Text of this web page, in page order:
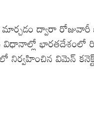
ద్వారా
న విధానాల్లో
విమెన్ కనెక్ట్